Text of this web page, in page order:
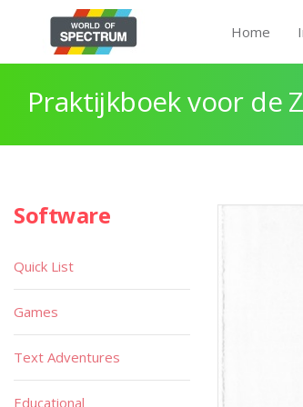
Home
Praktijkboek voor de
Software
Quick List
Games
Text Adventures
Educational